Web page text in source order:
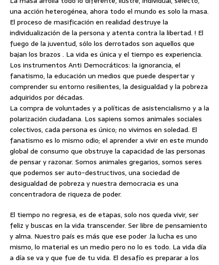
una acción heterogénea, ahora todo el mundo es solo la masa.
El proceso de masificación en realidad destruye la
individualización de la persona y atenta contra la libertad. ! El
fuego de la juventud, sólo los derrotados son aquellos que
bajan los brazos . La vida es única y el tiempo es experiencia.
Los instrumentos Anti Democráticos: la ignorancia, el
fanatismo, la educación un medios que puede despertar y
comprender su entorno resilientes, la desigualdad y la pobreza
adquiridos por décadas.
La compra de voluntades y a políticas de asistencialismo y a la
polarización ciudadana. Los sapiens somos animales sociales
colectivos, cada persona es único; no vivimos en soledad. El
fanatismo es lo mismo odio; el aprender a vivir en este mundo
global de consumo que obstruye la capacidad de las personas
de pensar y razonar. Somos animales gregarios, somos seres
que podemos ser auto-destructivos, una sociedad de
desigualdad de pobreza y nuestra democracia es una
concentradora de riqueza de poder.
El tiempo no regresa, es de etapas, solo nos queda vivir, ser
feliz y buscas en la vida transcender. Ser libre de pensamiento
y alma. Nuestro país es más que ese poder .la lucha es uno
mismo, lo material es un medio pero no lo es todo. La vida día
a día se va y que fue de tu vida. El desafío es preparar a los